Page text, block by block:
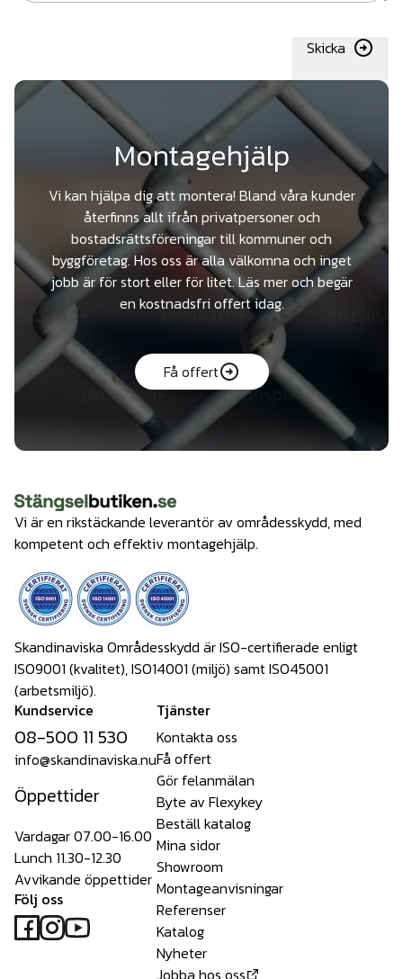
Skicka
Montagehjälp
Vi kan hjälpa dig att montera! Bland våra kunder
återfinns allt ifrån privatpersoner och
bostadsrättsföreningar till kommuner och
byggföretag. Hos oss är alla välkomna och inget
jobb är för stort eller för litet. Läs mer och begär
en kostnadsfri offert idag.
Få offert
Vi är en rikstäckande leverantör av områdesskydd, med
kompetent och effektiv montagehjälp.
Skandinaviska Områdesskydd är ISO-certifierade enligt
ISO9001 (kvalitet), ISO14001 (miljö) samt ISO45001
(arbetsmiljö).
Kundservice
08-500 11 530
info@skandinaviska.nu
Öppettider
Vardagar 07.00-16.00
Lunch 11.30-12.30
Avvikande öppettider
Följ oss
Tjänster
Kontakta oss
Få offert
Gör felanmälan
Byte av Flexykey
Beställ katalog
Mina sidor
Showroom
Montageanvisningar
Referenser
Katalog
Nyheter
Jobba hos oss